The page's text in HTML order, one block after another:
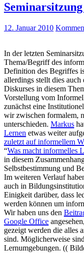
12. Januar 2010
In der letzten
Thema/Begriff des
Definition des Begriffes
allerdings stellt dies auch
Diskurses in diesem
Vorstellung vom
zunächst eine
wir zwischen formalem,
unterschieden. Markus
Lernen etwas weiter
zuletzt auf informellem
“Was macht informelles
in diesem
Selbstbestimmung und
Im weiteren Verlauf
auch in
Einigkeit darüber, dass
werden können um
Wir haben uns den
Google Office
gezeigt werden die alles
sind. Möglicherweise
Lernumgebungen. ((